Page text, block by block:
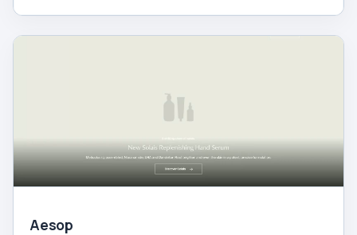
Aesop